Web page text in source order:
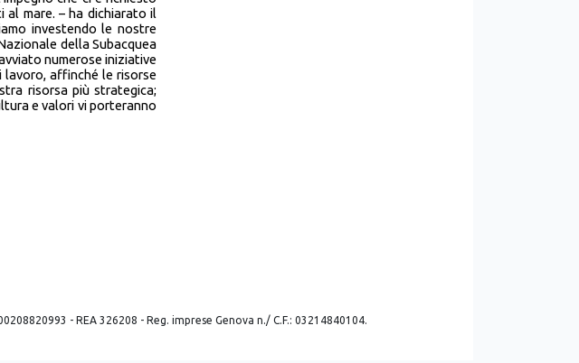
al mare. – ha dichiarato il
investendo le nostre
della Subacquea
numerose iniziative
lavoro, affinché le risorse
risorsa più strategica;
e valori vi porteranno
- REA 326208 - Reg. imprese Genova n./ C.F.: 03214840104.